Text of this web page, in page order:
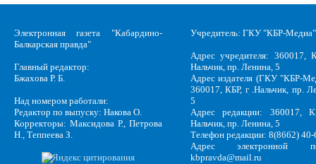
Электронная газета "Кабардино-
Балкарская правда"
Главный редактор:
Бжахова Р. Б.
Над номером работали:
Редактор по выпуску: Накова О.
Корректоры: Максидова Р., Петрова
Н., Теппеева З.
Учредитель: ГКУ "КБР-Медиа"
Адрес учредителя: 360017,
Нальчик, пр. Ленина, 5
Адрес издателя (ГКУ "КБР-
360017, КБР, г .Нальчик, пр.
5
Адрес редакции: 360017,
Нальчик, пр. Ленина, 5
Телефон редакции: 8(8662)
Адрес электронной
kbpravda@mail.ru